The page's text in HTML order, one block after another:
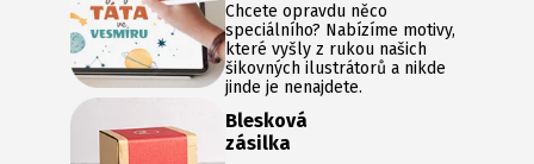
Chcete opravdu něco
speciálního? Nabízíme motivy,
které vyšly z rukou našich
šikovných ilustrátorů a nikde
jinde je nenajdete.
Blesková
zásilka